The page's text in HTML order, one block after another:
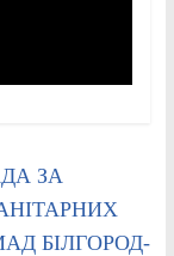
ЗА
БІЛГОРОД-